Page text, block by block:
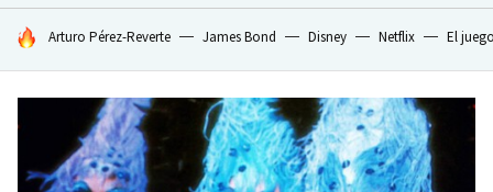
HOY SE HABLA DE
Arturo Pérez-Reverte James Bond Disney Netflix El